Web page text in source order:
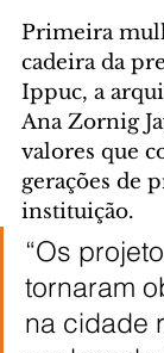
Primeira
cadeira da
Ippuc, a
Ana Zornig
valores que
gerações de
instituição.
“Os
tornaram
na cidade